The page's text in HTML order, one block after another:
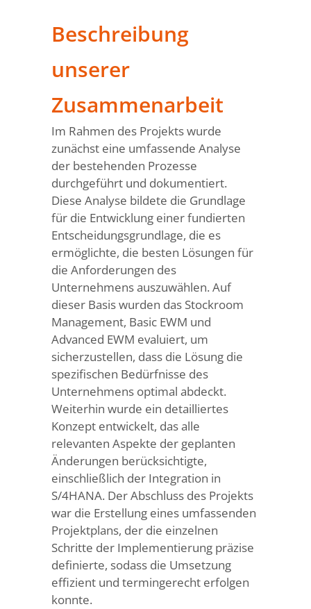
Beschreibung
unserer
Zusammenarbeit
Im Rahmen des Projekts wurde
zunächst eine umfassende Analyse
der bestehenden Prozesse
durchgeführt und dokumentiert.
Diese Analyse bildete die Grundlage
für die Entwicklung einer fundierten
Entscheidungsgrundlage, die es
ermöglichte, die besten Lösungen für
die Anforderungen des
Unternehmens auszuwählen. Auf
dieser Basis wurden das Stockroom
Management, Basic EWM und
Advanced EWM evaluiert, um
sicherzustellen, dass die Lösung die
spezifischen Bedürfnisse des
Unternehmens optimal abdeckt.
Weiterhin wurde ein detailliertes
Konzept entwickelt, das alle
relevanten Aspekte der geplanten
Änderungen berücksichtigte,
einschließlich der Integration in
S/4HANA. Der Abschluss des Projekts
war die Erstellung eines umfassenden
Projektplans, der die einzelnen
Schritte der Implementierung präzise
definierte, sodass die Umsetzung
effizient und termingerecht erfolgen
konnte.